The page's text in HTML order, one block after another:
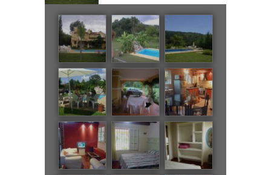
Alquileres
Contácte
nos
Eventos
Políticas
Política de
Privacidad